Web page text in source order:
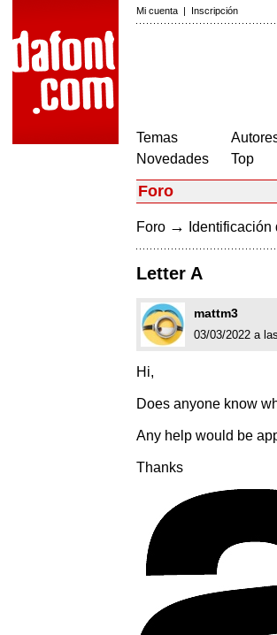
Mi cuenta | Inscripción
Temas
Novedades
Top
Foro
Foro → Identificación
Letter A
mattm3
03/03/2022 a
Hi,
Does anyone know
Any help would be
Thanks